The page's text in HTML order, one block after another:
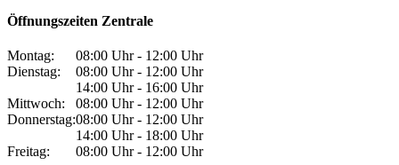
Öffnungszeiten Zentrale
Montag:
08:00 Uhr - 12:00 Uhr
Dienstag:
08:00 Uhr - 12:00 Uhr
14:00 Uhr - 16:00 Uhr
Mittwoch:
08:00 Uhr - 12:00 Uhr
Donnerstag:08:00 Uhr - 12:00 Uhr
14:00 Uhr - 18:00 Uhr
Freitag:
08:00 Uhr - 12:00 Uhr